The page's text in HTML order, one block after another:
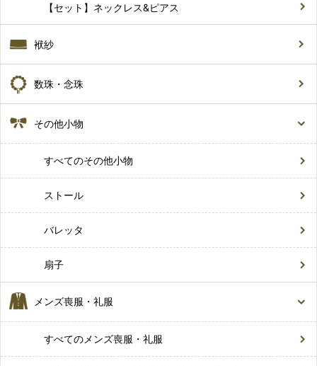
【セット】ネックレス&ピアス
袱紗
数珠・念珠
その他小物
すべてのその他小物
ストール
バレッタ
扇子
メンズ喪服・礼服
すべてのメンズ喪服・礼服